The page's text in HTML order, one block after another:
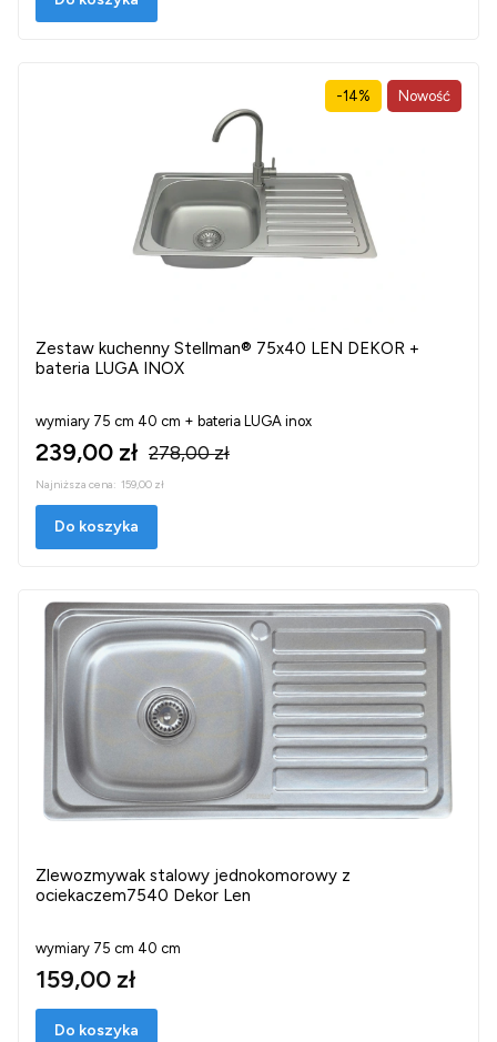
-14% Nowość
Zestaw kuchenny Stellman® 75x40 LEN DEKOR +
bateria LUGA INOX
wymiary 75 cm 40 cm + bateria LUGA inox
239,00 zł 278,00 zł
Najniższa cena: 159,00 zł
Do koszyka
Zlewozmywak stalowy jednokomorowy z
ociekaczem7540 Dekor Len
wymiary 75 cm 40 cm
159,00 zł
Do koszyka